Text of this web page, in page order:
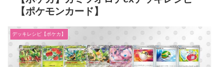
【ポケモンカード】
デッキレシピ【ポケカ】